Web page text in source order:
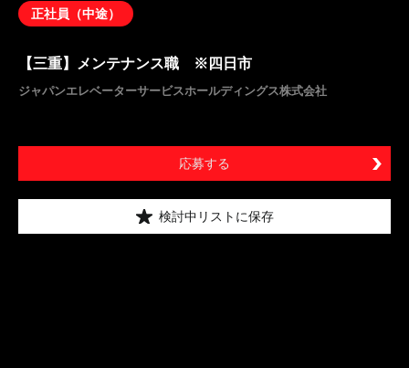
正社員（中途）
【三重】メンテナンス職 ※四日市
ジャパンエレベーターサービスホールディングス株式会社
応募する
検討中リストに保存